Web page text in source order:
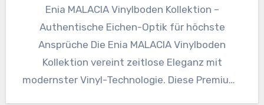
Enia MALACIA Vinylboden Kollektion –
Authentische Eichen-Optik für höchste
Ansprüche Die Enia MALACIA Vinylboden
Kollektion vereint zeitlose Eleganz mit
modernster Vinyl-Technologie. Diese Premium-